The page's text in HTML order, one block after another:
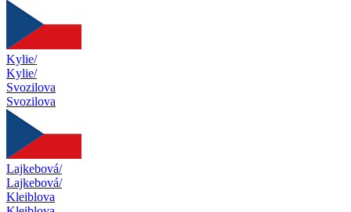
Kylie/
Kylie/
Svozilova
Svozilova
Lajkebová/
Lajkebová/
Kleiblova